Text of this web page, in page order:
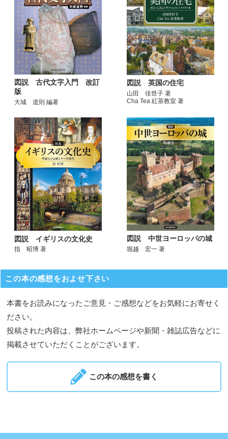
図説 古代文字入門 改訂
版
大城 道則 編著
図説 英国の住宅
山田 佳世子 著
Cha Tea 紅茶教室 著
図説 イギリスの文化史
指 昭博 著
図説 中世ヨーロッパの城
堀越 宏一 著
この本の感想をおよせ下さい
本書をお読みになったご意見・ご感想などをお気軽にお寄せく
ださい。
投稿された内容は、弊社ホームページや新聞・雑誌広告などに
掲載させていただくことがございます。
この本の感想を書く